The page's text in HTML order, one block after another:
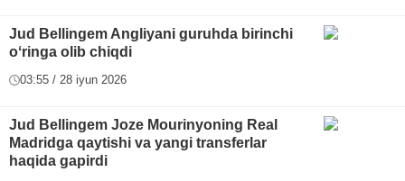
Jud Bellingem Angliyani guruhda birinchi
oʻringa olib chiqdi
03:55 / 28 iyun 2026
Jud Bellingem Joze Mourinyoning Real
Madridga qaytishi va yangi transferlar
haqida gapirdi